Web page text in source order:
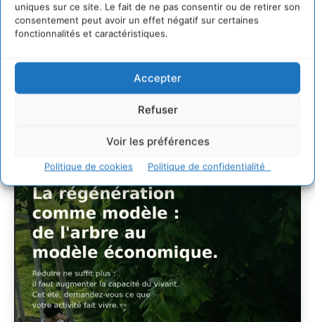
uniques sur ce site. Le fait de ne pas consentir ou de retirer son
consentement peut avoir un effet négatif sur certaines
fonctionnalités et caractéristiques.
Accepter
Refuser
Voir les préférences
Politique de cookies Politique de confidentialité
Soutenir un
pastoralisme durable en
faveur de socio-
écosystèmes résilients
6 AOÛT 2026